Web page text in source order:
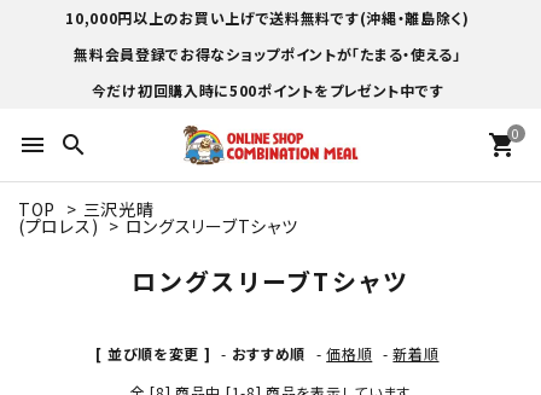
10,000円以上のお買い上げで送料無料です(沖縄・離島除く)
無料会員登録でお得なショップポイントが「たまる・使える」
今だけ初回購入時に500ポイントをプレゼント中です
menu search 0
shopping_cart
TOP > 三沢光晴
(プロレス) > ロングスリーブTシャツ
ロングスリーブTシャツ
[ 並び順を変更 ] - おすすめ順 -価格順 -新着順